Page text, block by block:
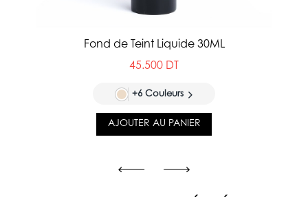
Fond de Teint Liquide 30ML
45.500 DT
+6 Couleurs
AJOUTER AU PANIER